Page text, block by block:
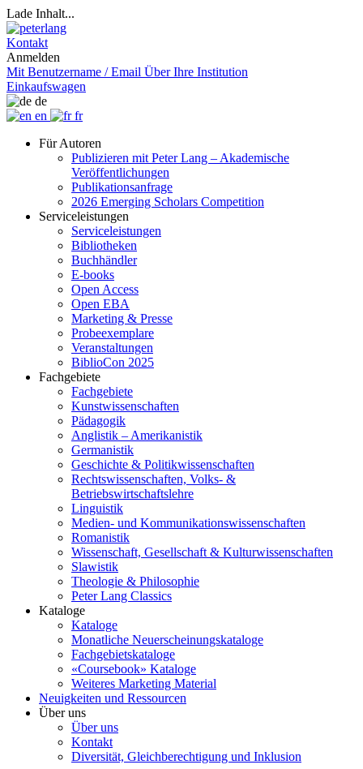
Lade Inhalt...
Kontakt
Anmelden
Mit Benutzername / Email Über Ihre Institution
Einkaufswagen
de
en
fr
Für Autoren
Publizieren mit Peter Lang – Akademische
Veröffentlichungen
Publikationsanfrage
2026 Emerging Scholars Competition
Serviceleistungen
Serviceleistungen
Bibliotheken
Buchhändler
E-books
Open Access
Open EBA
Marketing & Presse
Probeexemplare
Veranstaltungen
BiblioCon 2025
Fachgebiete
Fachgebiete
Kunstwissenschaften
Pädagogik
Anglistik – Amerikanistik
Germanistik
Geschichte & Politikwissenschaften
Rechtswissenschaften, Volks- &
Betriebswirtschaftslehre
Linguistik
Medien- und Kommunikationswissenschaften
Romanistik
Wissenschaft, Gesellschaft & Kulturwissenschaften
Slawistik
Theologie & Philosophie
Peter Lang Classics
Kataloge
Kataloge
Monatliche Neuerscheinungskataloge
Fachgebietskataloge
«Coursebook» Kataloge
Weiteres Marketing Material
Neuigkeiten und Ressourcen
Über uns
Über uns
Kontakt
Diversität, Gleichberechtigung und Inklusion